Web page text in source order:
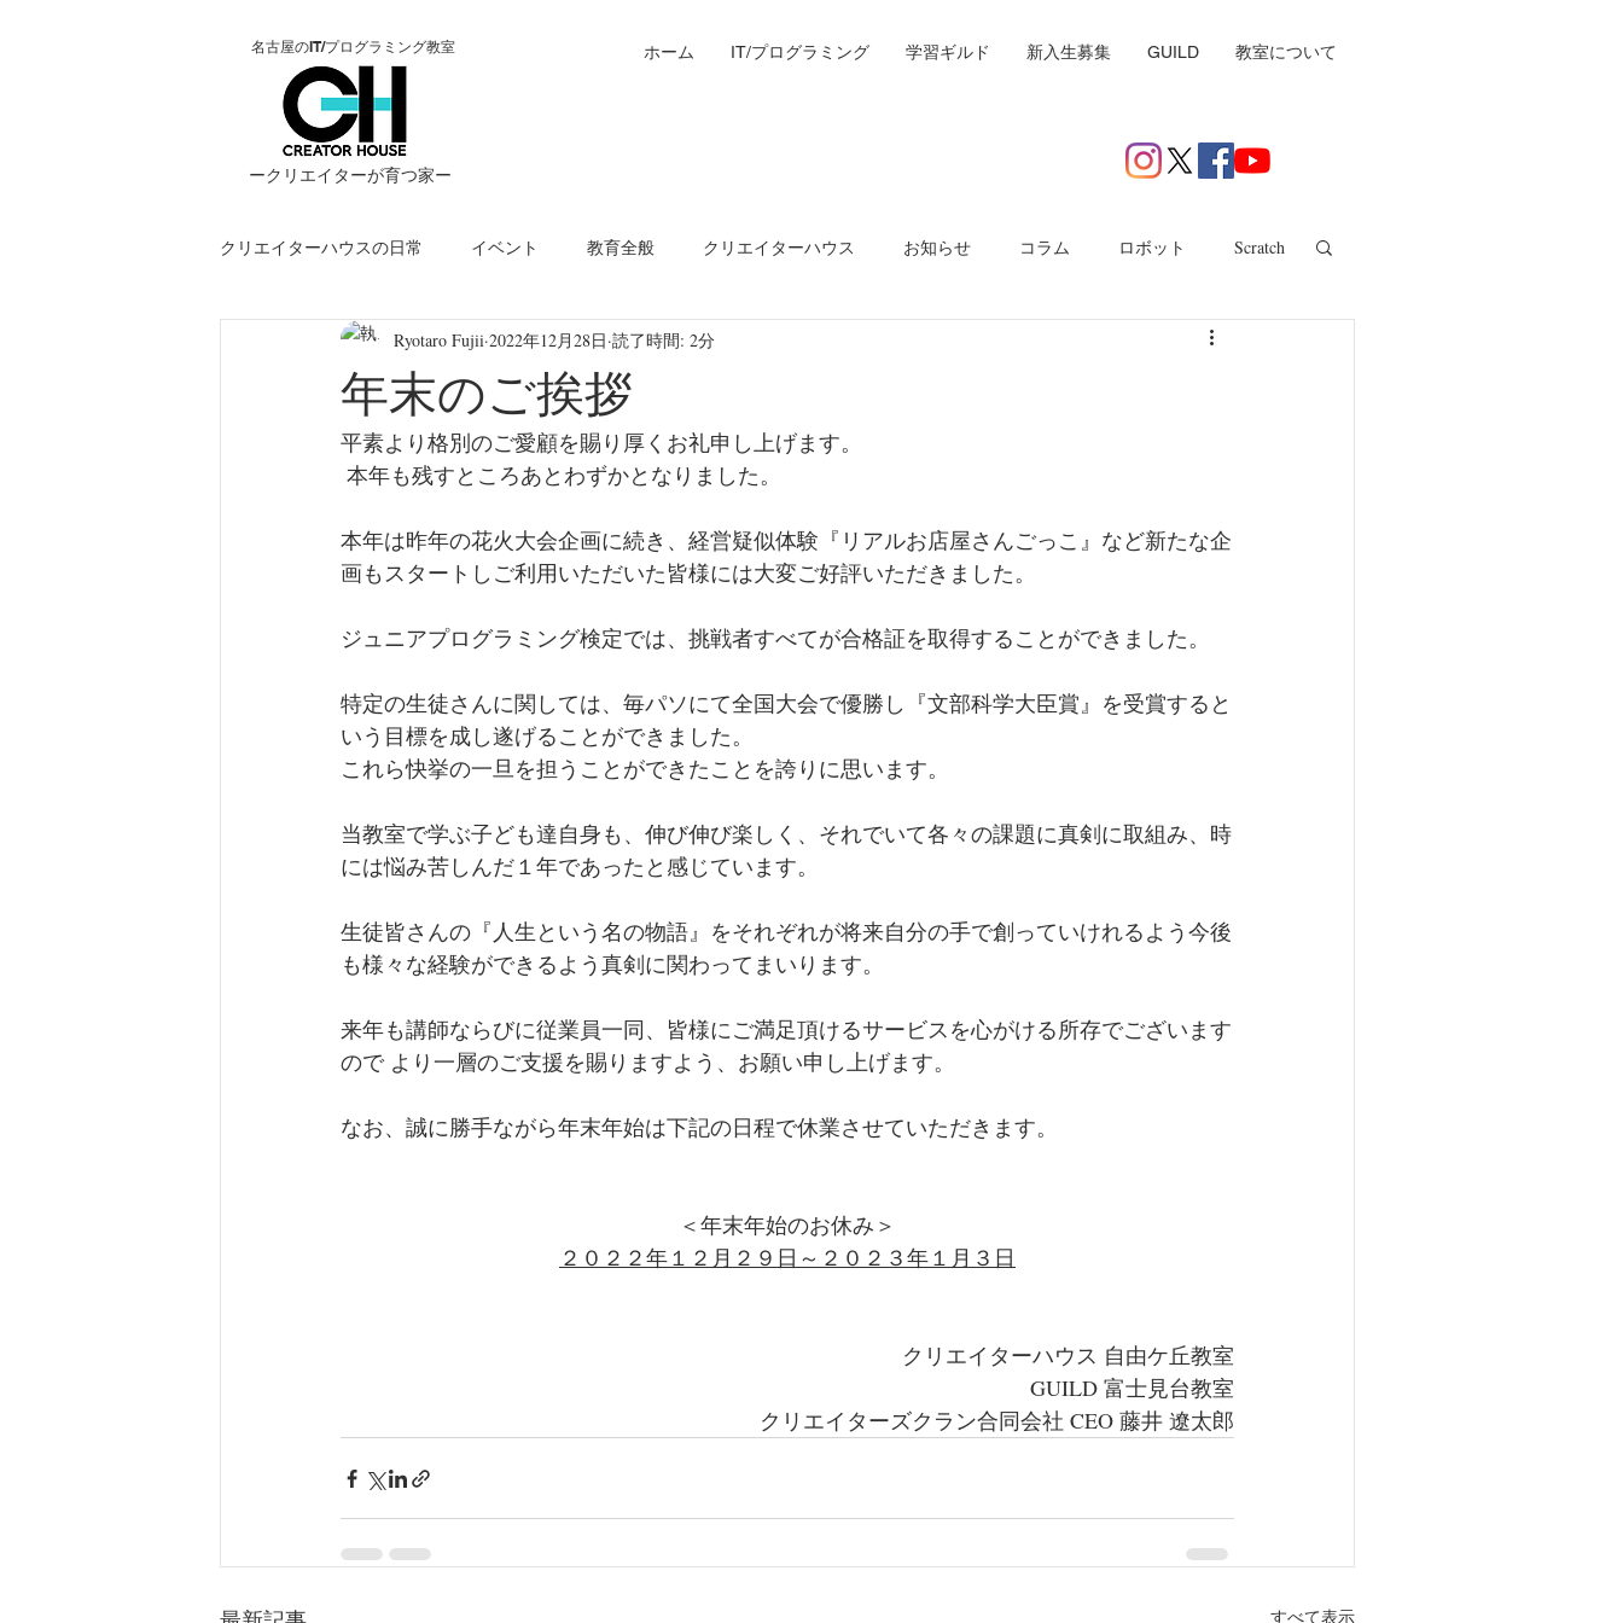
名古屋のIT/プログラミング教室
ー​クリエイターが育つ家ー
ホーム IT/プログラミング 学習ギルド 新入生募集 GUILD 教室について
クリエイターハウスの日常 イベント 教育全般 クリエイターハウス お知らせ コラム ロボット Scratch
jenaplan eスポーツ
年末のご挨拶
Ryotaro Fujii 2022年12月28日 読了時間: 2分
平素より格別のご愛顧を賜り厚くお礼申し上げます。
本年も残すところあとわずかとなりました。
本年は昨年の花火大会企画に続き、経営疑似体験『リアルお店屋さんごっこ』など新たな企
画もスタートしご利用いただいた皆様には大変ご好評いただきました。
ジュニアプログラミング検定では、挑戦者すべてが合格証を取得することができました。
特定の生徒さんに関しては、毎パソにて全国大会で優勝し『文部科学大臣賞』を受賞すると
いう目標を成し遂げることができました。
これら快挙の一旦を担うことができたことを誇りに思います。
当教室で学ぶ子ども達自身も、伸び伸び楽しく、それでいて各々の課題に真剣に取組み、時
には悩み苦しんだ１年であったと感じています。
生徒皆さんの『人生という名の物語』をそれぞれが将来自分の手で創っていけれるよう今後
も様々な経験ができるよう真剣に関わってまいります。
来年も講師ならびに従業員一同、皆様にご満足頂けるサービスを心がける所存でございます
ので より一層のご支援を賜りますよう、お願い申し上げます。
なお、誠に勝手ながら年末年始は下記の日程で休業させていただきます。
＜年末年始のお休み＞
２０２２年１２月２９日～２０２３年１月３日
クリエイターハウス 自由ケ丘教室
GUILD 富士見台教室
クリエイターズクラン合同会社 CEO 藤井 遼太郎
すべて表示